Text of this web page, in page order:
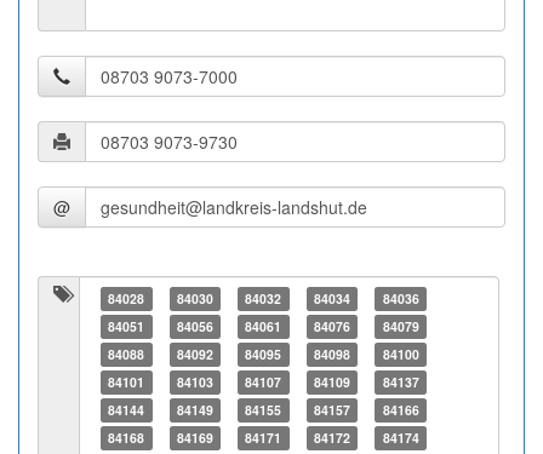
@
84028 84030 84032 84034
84036
84051
84056 84061 84076
84079
84088
84092 84095 84098
84100
84101
84103 84107 84109
84137
84144
84149 84155 84157
84166
84168
84169 84171 84172 84174